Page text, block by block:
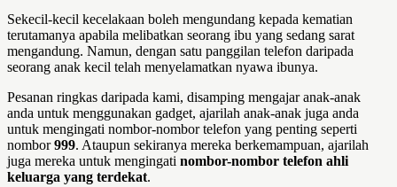
Sekecil-kecil kecelakaan boleh mengundang kepada kematian
terutamanya apabila melibatkan seorang ibu yang sedang sarat
mengandung. Namun, dengan satu panggilan telefon daripada
seorang anak kecil telah menyelamatkan nyawa ibunya.
Pesanan ringkas daripada kami, disamping mengajar anak-anak
anda untuk menggunakan gadget, ajarilah anak-anak juga anda
untuk mengingati nombor-nombor telefon yang penting seperti
nombor999. Ataupun sekiranya mereka berkemampuan, ajarilah
juga mereka untuk mengingati nombor-nombor telefon ahli
keluarga yang terdekat.